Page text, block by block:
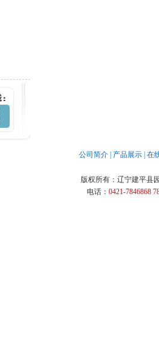
公司简介| 产品展示| 在
版权所有： 辽宁建平县
电话： 0421-7846868